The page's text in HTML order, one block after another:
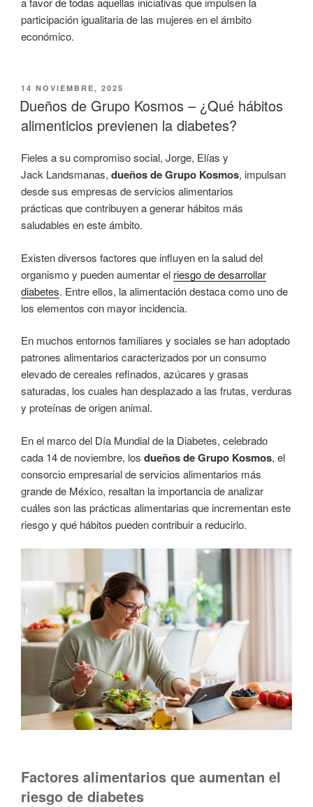
participación igualitaria de las mujeres en el ámbito
económico.
PUBLICADO
EL
14 NOVIEMBRE, 2025
Dueños de Grupo Kosmos – ¿Qué hábitos
alimenticios previenen la diabetes?
Fieles a su compromiso social, Jorge, Elías y
Jack Landsmanas, dueños de Grupo Kosmos, impulsan
desde sus empresas de servicios alimentarios
prácticas que contribuyen a generar hábitos más
saludables en este ámbito.
Existen diversos factores que influyen en la salud del
organismo y pueden aumentar el riesgo de desarrollar
diabetes. Entre ellos, la alimentación destaca como uno de
los elementos con mayor incidencia.
En muchos entornos familiares y sociales se han adoptado
patrones alimentarios caracterizados por un consumo
elevado de cereales refinados, azúcares y grasas
saturadas, los cuales han desplazado a las frutas, verduras
y proteínas de origen animal.
En el marco del Día Mundial de la Diabetes, celebrado
cada 14 de noviembre, los dueños de Grupo Kosmos, el
consorcio empresarial de servicios alimentarios más
grande de México, resaltan la importancia de analizar
cuáles son las prácticas alimentarias que incrementan este
riesgo y qué hábitos pueden contribuir a reducirlo.
Factores alimentarios que aumentan el
riesgo de diabetes